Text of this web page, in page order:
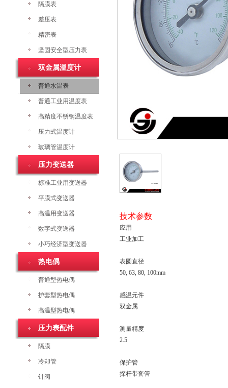
隔膜表
差压表
精密表
坚固安全型压力表
双金属温度计
普通水温表
普通工业用温度表
高精度不锈钢温度表
压力式温度计
玻璃管温度计
压力变送器
标准工业用变送器
平膜式变送器
高温用变送器
数字式变送器
小巧经济型变送器
热电偶
普通型热电偶
护套型热电偶
高温型热电偶
压力表配件
隔膜
冷却管
针阀
技术参数
应用
工业加工
表圆直径
50, 63, 80, 100mm
感温元件
双金属
测量精度
2.5
保护管
探杆带套管